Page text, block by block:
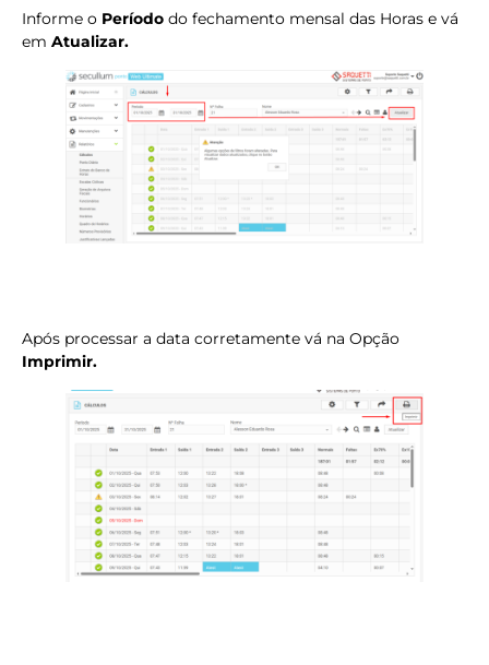
Informe o Período do fechamento mensal das Horas e vá
em Atualizar.
Após processar a data corretamente vá na Opção
Imprimir.